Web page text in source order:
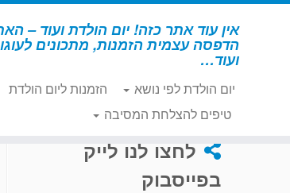
דלג
אין עוד אתר כזה! יום הולדת ועוד –
הדפסה עצמית הזמנות, מתכונים
ועוד…
יום הולדת לפי נושא הזמנות ליום הולדת
טיפים להצלחת המסיבה
דף הבית » מובייל
לחצו לנו לייק
בפייסבוק